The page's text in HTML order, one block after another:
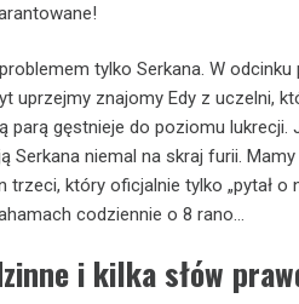
tylko Serkana. W
uprzejmy znajomy Edy z uczelni,
parą gęstnieje do poziomu lukrecji.
Serkana niemal na skraj furii.
trzeci, który oficjalnie tylko „pytał o
codziennie o 8 rano…
i kilka słów